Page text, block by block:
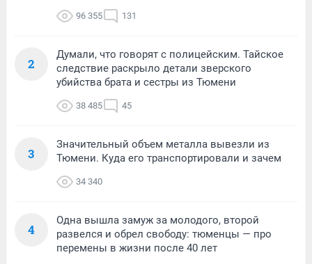
96 355 131
2
Думали, что говорят с полицейским. Тайское
следствие раскрыло детали зверского
убийства брата и сестры из Тюмени
38 485 45
3
Значительный объем металла вывезли из
Тюмени. Куда его транспортировали и зачем
34 340
4
Одна вышла замуж за молодого, второй
развелся и обрел свободу: тюменцы — про
перемены в жизни после 40 лет